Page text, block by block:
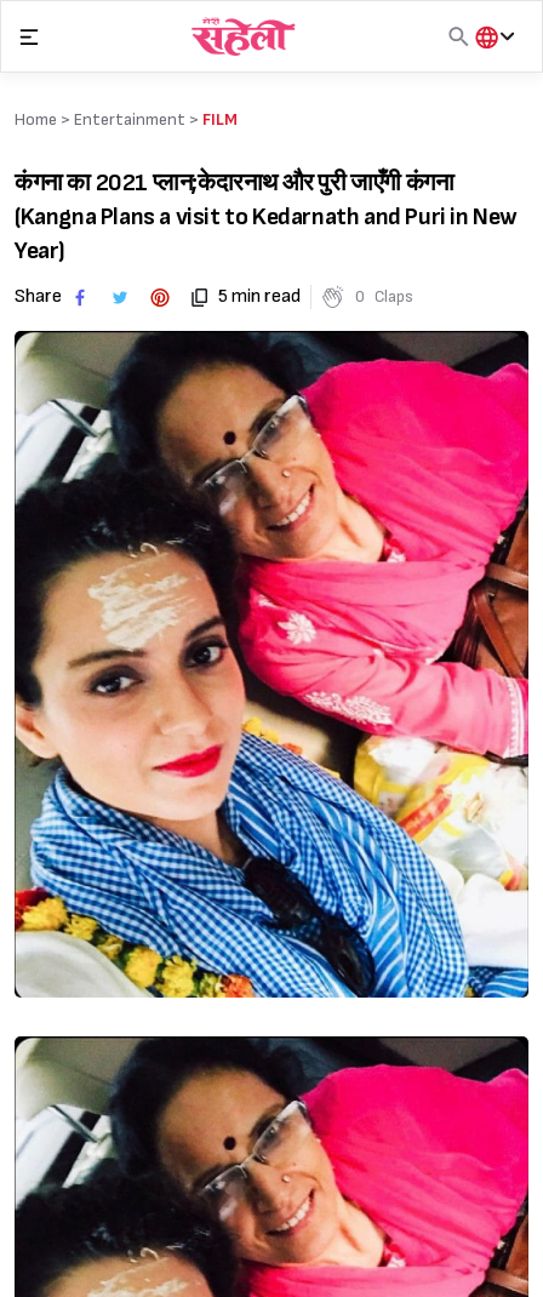
content
हिंदी
Home > Entertainment > FILM
कंगना का 2021 प्लान;केदारनाथ और पुरी जाएँगी कंगना
(Kangna Plans a visit to Kedarnath and Puri in New
Year)
Share 5 min read 0 Claps